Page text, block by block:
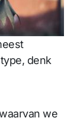
denk
we